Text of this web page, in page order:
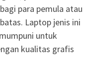
para pemula atau
Laptop jenis ini
untuk
kualitas grafis